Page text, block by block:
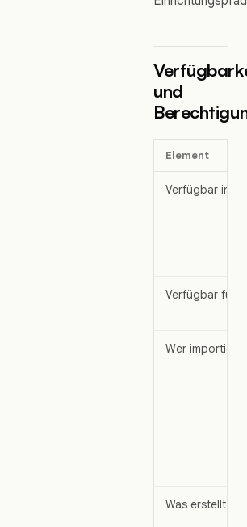
und
Element
Verfügbar in
Verfügbar für
Wer
Was erstellt